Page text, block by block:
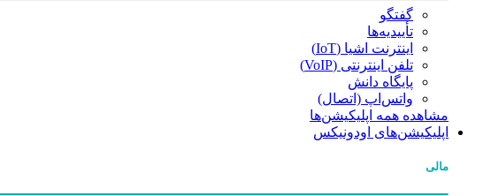
گفتگو
تأییدیه‌ها
اینترنت اشیا (IoT)
تلفن اینترنتی (VoIP)
پایگاه دانش
واتس‌اپ (اتصال)
مشاهده همه اپلیکیشن‌ها
اپلیکیشن‌های اودونیکس
مالی